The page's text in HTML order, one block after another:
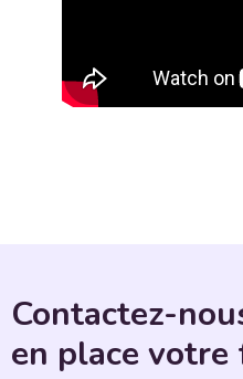
Contactez-
en place